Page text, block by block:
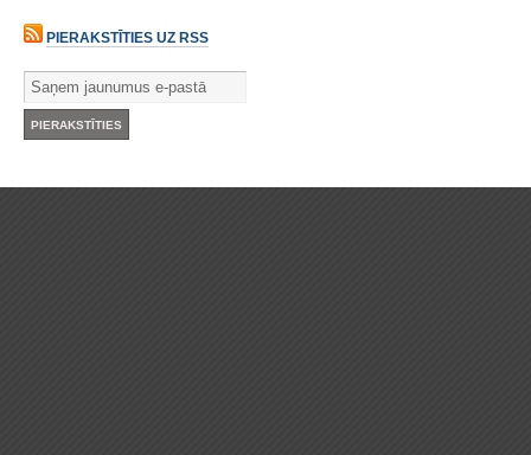
PIERAKSTĪTIES UZ RSS